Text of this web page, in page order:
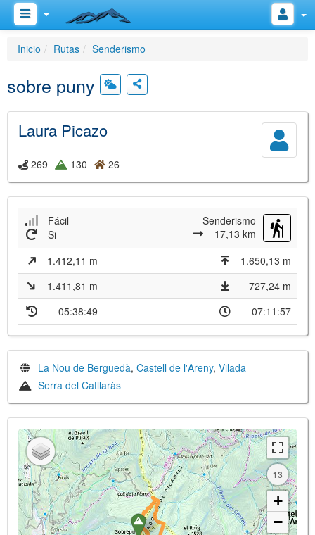
Inicio Rutas Senderismo
sobre puny
Laura Picazo
269 130 26
Fácil
Senderismo
17,13 km
Si
1.412,11 m
1.650,13 m
1.411,81 m
727,24 m
05:38:49
07:11:57
La Nou de Berguedà, Castell de l'Areny, Vilada
Serra del Catllaràs
13
+
−